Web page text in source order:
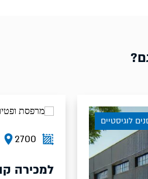
שרון
במבנה רב תכליתי כ